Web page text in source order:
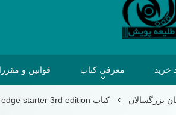
خرید معرفی کتاب قوانین و
بزرگسالان کتاب cutting edge starter 3rd edition